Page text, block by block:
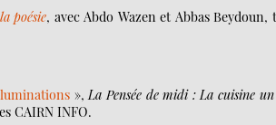
poésie, avec Abdo Wazen et Abbas
»,La Pensée de midi : La cuisine
CAIRN INFO.